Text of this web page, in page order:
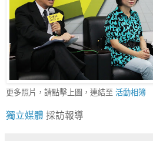
更多照片，請點擊上圖，連結至 活動相簿
獨立媒體 採訪報導